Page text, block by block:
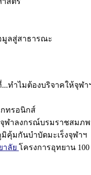
มูลสู่สาธารณะ
...ทำไมต้องบริจาคให้จุฬา
กทรอนิกส์
ฬาลงกรณ์บรมราชสมภพ
คุ้มกันบำบัดมะเร็งจุฬาฯ
าลัย โครงการอุทยาน